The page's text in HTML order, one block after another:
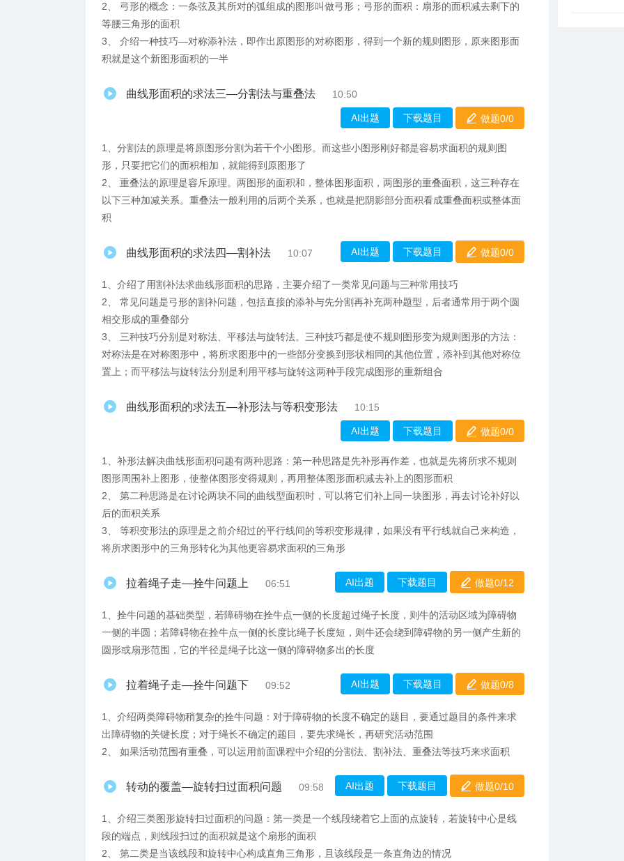
2、 弓形的概念：一条弦及其所对的弧组成的图形叫做弓形；弓形的面积：扇形的面积减去剩下的
等腰三角形的面积
3、 介绍一种技巧—对称添补法，即作出原图形的对称图形，得到一个新的规则图形，原来图形面
积就是这个新图形面积的一半
曲线形面积的求法三—分割法与重叠法 10:50
AI出题 下载题目 做题0/0
1、分割法的原理是将原图形分割为若干个小图形。而这些小图形刚好都是容易求面积的规则图
形，只要把它们的面积相加，就能得到原图形了
2、 重叠法的原理是容斥原理。两图形的面积和，整体图形面积，两图形的重叠面积，这三种存在
以下三种加减关系。重叠法一般利用的后两个关系，也就是把阴影部分面积看成重叠面积或整体面
积
曲线形面积的求法四—割补法 10:07 AI出题 下载题目 做题0/0
1、介绍了用割补法求曲线形面积的思路，主要介绍了一类常见问题与三种常用技巧
2、 常见问题是弓形的割补问题，包括直接的添补与先分割再补充两种题型，后者通常用于两个圆
相交形成的重叠部分
3、 三种技巧分别是对称法、平移法与旋转法。三种技巧都是使不规则图形变为规则图形的方法：
对称法是在对称图形中，将所求图形中的一些部分变换到形状相同的其他位置，添补到其他对称位
置上；而平移法与旋转法分别是利用平移与旋转这两种手段完成图形的重新组合
曲线形面积的求法五—补形法与等积变形法 10:15
AI出题 下载题目 做题0/0
1、​补形法解决曲线形面积问题有两种思路：第一种思路是先补形再作差，也就是先将所求不规则
图形周围补上图形，使整体图形变得规则，再用整体图形面积减去补上的图形面积
2、 第二种思路是在讨论两块不同的曲线型面积时，可以将它们补上同一块图形，再去讨论补好以
后的面积关系
3、 等积变形法的原理是之前介绍过的平行线间的等积变形规律，如果没有平行线就自己来构造，
将所求图形中的三角形转化为其他更容易求面积的三角形
拉着绳子走—拴牛问题上 06:51 AI出题 下载题目 做题0/12
1、拴牛问题的基础类型，若障碍物在拴牛点一侧的长度超过绳子长度，则牛的活动区域为障碍物
一侧的半圆；若障碍物在拴牛点一侧的长度比绳子长度短，则牛还会绕到障碍物的另一侧产生新的
圆形或扇形范围，它的半径是绳子比这一侧的障碍物多出的长度
拉着绳子走—拴牛问题下 09:52 AI出题 下载题目 做题0/8
1、介绍两类障碍物稍复杂的拴牛问题：对于障碍物的长度不确定的题目，要通过题目的条件来求
出障碍物的关键长度；对于绳长不确定的题目，要先求绳长，再研究活动范围
2、 如果活动范围有重叠，可以运用前面课程中介绍的分割法、割补法、重叠法等技巧来求面积
转动的覆盖—旋转扫过面积问题 09:58 AI出题 下载题目 做题0/10
1、介绍三类图形旋转扫过面积的问题：第一类是一个线段绕着它上面的点旋转，若旋转中心是线
段的端点，则线段扫过的面积就是这个扇形的面积
2、 第二类是当该线段和旋转中心构成直角三角形，且该线段是一条直角边的情况